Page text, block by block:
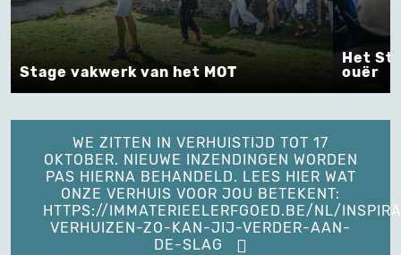
vakwerk van het MOT
Het
ouër
WE ZITTEN IN VERHUISTIJD TOT 17
OKTOBER. NIEUWE INZENDINGEN WORDEN
PAS HIERNA BEHANDELD. LEES HIER WAT
ONZE VERHUIS VOOR JOU BETEKENT:
HTTPS://IMMATERIEELERFGOED.BE/NL/
VERHUIZEN-ZO-KAN-JIJ-VERDER-AAN-
DE-SLAG